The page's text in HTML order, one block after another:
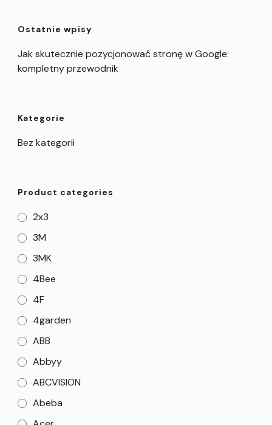
Ostatnie wpisy
Jak skutecznie pozycjonować stronę w Google:
kompletny przewodnik
Kategorie
Bez kategorii
Product categories
2x3
3M
3MK
4Bee
4F
4garden
ABB
Abbyy
ABCVISION
Abeba